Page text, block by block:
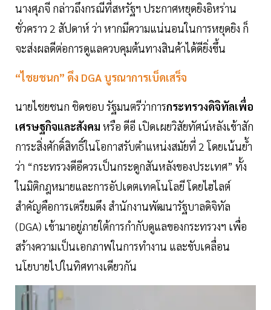
นางศุภจี กล่าวถึงกรณีที่สหรัฐฯ ประกาศหยุดยิงอิหร่าน
ชั่วคราว 2 สัปดาห์ ว่า หากมีความแน่นอนในการหยุดยิง ก็
จะส่งผลดีต่อการดูแลควบคุมต้นทางสินค้าได้ดียิ่งขึ้น
“ไชยชนก” ดึง DGA บูรณาการเบ็ดเสร็จ
นายไชยชนก ชิดชอบ รัฐมนตรีว่าการกระทรวงดิจิทัลเพื่อ
เศรษฐกิจและสังคม หรือ ดีอี เปิดเผยวิสัยทัศน์หลังเข้าสัก
การะสิ่งศักดิ์สิทธิ์ในโอกาสรับตำแหน่งสมัยที่ 2 โดยเน้นย้ำ
ว่า “กระทรวงดีอีควรเป็นกระดูกสันหลังของประเทศ” ทั้ง
ในมิติกฎหมายและการอัปเดตเทคโนโลยี โดยไฮไลต์
สำคัญคือการเตรียมดึง สำนักงานพัฒนารัฐบาลดิจิทัล
(DGA) เข้ามาอยู่ภายใต้การกำกับดูแลของกระทรวงฯ เพื่อ
สร้างความเป็นเอกภาพในการทำงาน และขับเคลื่อน
นโยบายไปในทิศทางเดียวกัน